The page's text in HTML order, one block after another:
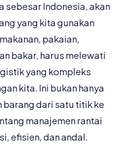
sebesar Indonesia, akan
yang kita gunakan
pakaian,
bakar, harus melewati
yang kompleks
kita. Ini bukan hanya
barang dari satu titik ke
manajemen rantai
efisien, dan andal.